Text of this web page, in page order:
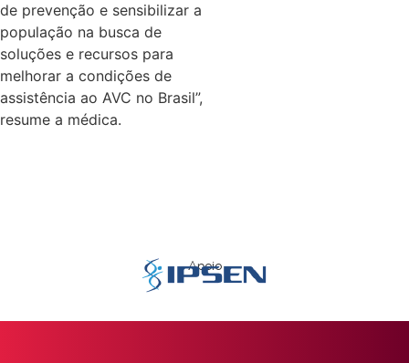
de prevenção e sensibilizar a
população na busca de
soluções e recursos para
melhorar a condições de
assistência ao AVC no Brasil”,
resume a médica.
Apoio